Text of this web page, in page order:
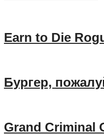
Earn to Die
Бургер,
Grand Criminal